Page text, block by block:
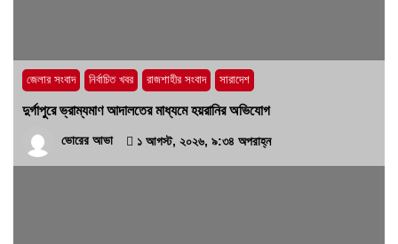
জেলার সংবাদ নির্বাচিত খবর রাজশাহীর সংবাদ সারাদেশ
দুর্গাপুরে ভ্রাম্যমাণ আদালতের মাধ্যমে হয়রানির অভিযোগ
ভোরের আভা ১ আগস্ট, ২০২৬, ৯:৩৪ অপরাহ্ন